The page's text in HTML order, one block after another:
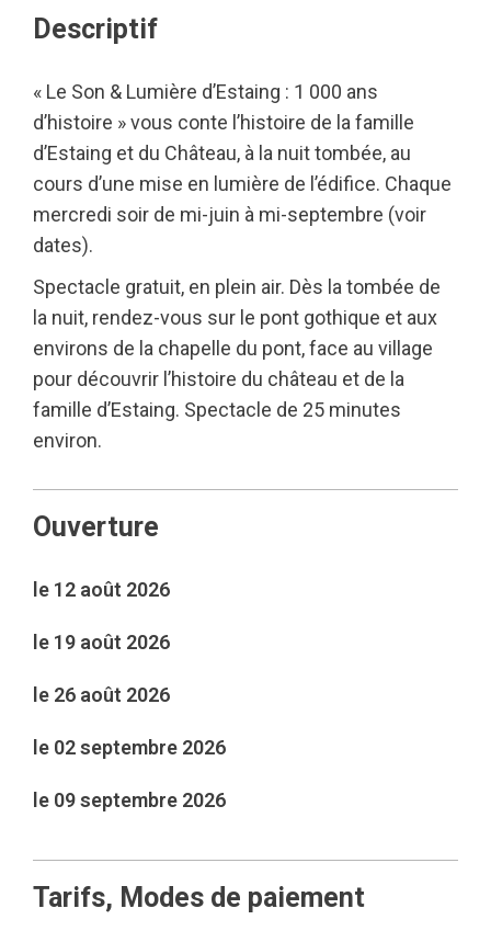
Descriptif
« Le Son & Lumière d’Estaing : 1 000 ans
d’histoire » vous conte l’histoire de la famille
d’Estaing et du Château, à la nuit tombée, au
cours d’une mise en lumière de l’édifice. Chaque
mercredi soir de mi-juin à mi-septembre (voir
dates).
Spectacle gratuit, en plein air. Dès la tombée de
la nuit, rendez-vous sur le pont gothique et aux
environs de la chapelle du pont, face au village
pour découvrir l’histoire du château et de la
famille d’Estaing. Spectacle de 25 minutes
environ.
Ouverture
le 12 août 2026
le 19 août 2026
le 26 août 2026
le 02 septembre 2026
le 09 septembre 2026
Tarifs, Modes de paiement